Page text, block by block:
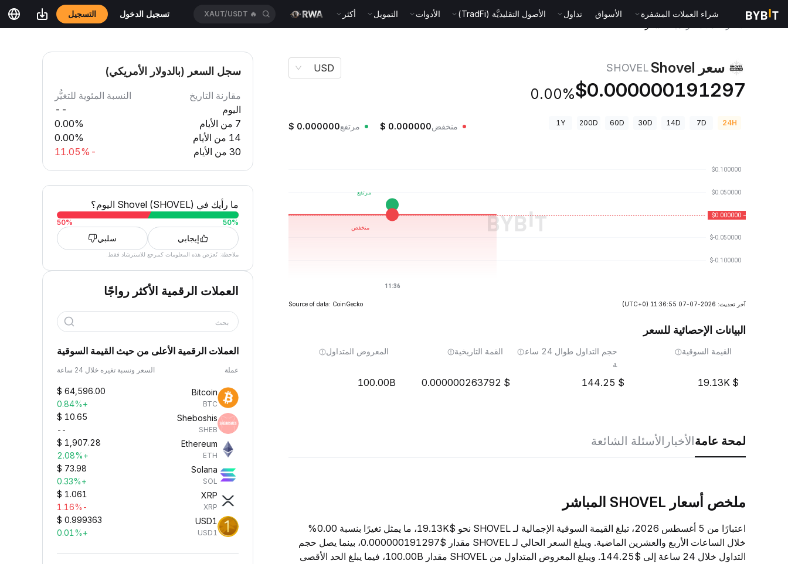
شراء العملات المشفرة الأسواق تداول الأصول التقليديَّة (TradFi) الأدوات التمويل أكثر 🔥
XAUT/USDT تسجيل الدخول التسجيل
سعر Shovel SHOVEL
$0.000000191297
0.00%
USD
24H
7D
14D
30D
60D
200D
1Y منخفض $ 0.000000 مرتفع $ 0.000000
آخر تحديث: 2026-07-07 11:36:55 (UTC+0)
Source of data: CoinGecko
البيانات الإحصائية للسعر
القيمة السوقية
19.13K
حجم التداول طوال 24 ساع
ة
144.25
القمة التاريخية
0.000000263792
المعروض المتداول
100.00B
لمحة عامةالأخبار الأسئلة الشائعة
ملخص أسعار SHOVEL المباشر
اعتبارًا من 5 أغسطس 2026، تبلغ القيمة السوقية الإجمالية لـ SHOVEL نحو $19.13K، ما يمثل تغيرًا بنسبة 0.00%
خلال الساعات الأربع والعشرين الماضية. ويبلغ السعر الحالي لـ SHOVEL مقدار $0.000000191297، بينما يصل حجم
التداول خلال 24 ساعة إلى $144.25. ويبلغ المعروض المتداول من SHOVEL مقدار 100.00B، فيما يبلغ الحد الأقصى
سجل السعر (بالدولار الأمريكي)
مقارنة التاريخ
النسبة المئوية للتغيُّر
اليوم
--
7 من الأيام
0.00%
14 من الأيام
0.00%
30 من الأيام
-11.05%
ما رأيك في Shovel (SHOVEL) اليوم؟
50%
50%
إيجابي سلبي
ملاحظة: تُعرَض هذه المعلومات كمرجع للاسترشاد فقط.
العملات الرقمية الأكثر رواجًا
بحث
العملات الرقمية الأعلى من حيث القيمة السوقية
عملة السعر ونسبة تغيره خلال 24 ساعة
Bitcoin
BTC
$ 64,596.00
+0.84%
Sheboshis
SHEB
$ 10.65
--
Ethereum
ETH
$ 1,907.28
+2.08%
Solana
SOL
$ 73.98
+0.33%
XRP
XRP
$ 1.061
-1.16%
USD1
USD1
$ 0.999363
+0.01%